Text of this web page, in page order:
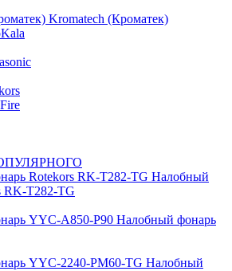
Kromatech (Кроматек)
Налобный
RK-T282-TG
Налобный фонарь
Налобный